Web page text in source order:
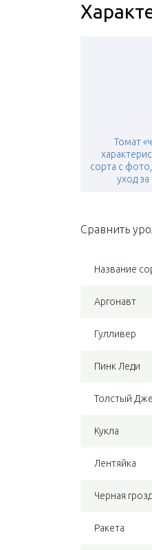
Томат
сорта с
уход
Сравнить
Название
Аргонавт
Гулливер
Пинк Леди
Толстый
Кукла
Лентяйка
Черная
Ракета